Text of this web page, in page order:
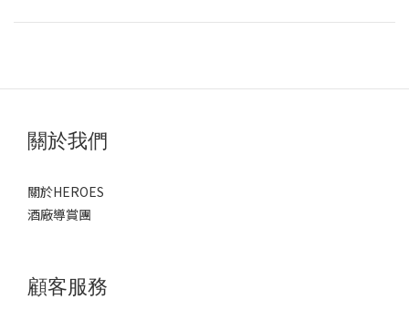
關於我們
關於HEROES
酒廠導賞團
顧客服務